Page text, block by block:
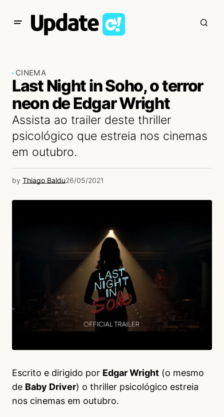
CINEMA
Last Night in Soho, o terror
neon de Edgar Wright
Assista ao trailer deste thriller
psicológico que estreia nos cinemas
em outubro.
by Thiago Baldu26/05/2021
Escrito e dirigido por Edgar Wright (o mesmo
de Baby Driver) o thriller psicológico estreia
nos cinemas em outubro.